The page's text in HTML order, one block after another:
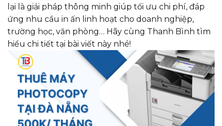
lại là giải pháp thông minh giúp tối ưu chi phí, đáp
ứng nhu cầu in ấn linh hoạt cho doanh nghiệp,
trường học, văn phòng… Hãy cùng Thanh Bình tìm
hiểu chi tiết tại bài viết này nhé!